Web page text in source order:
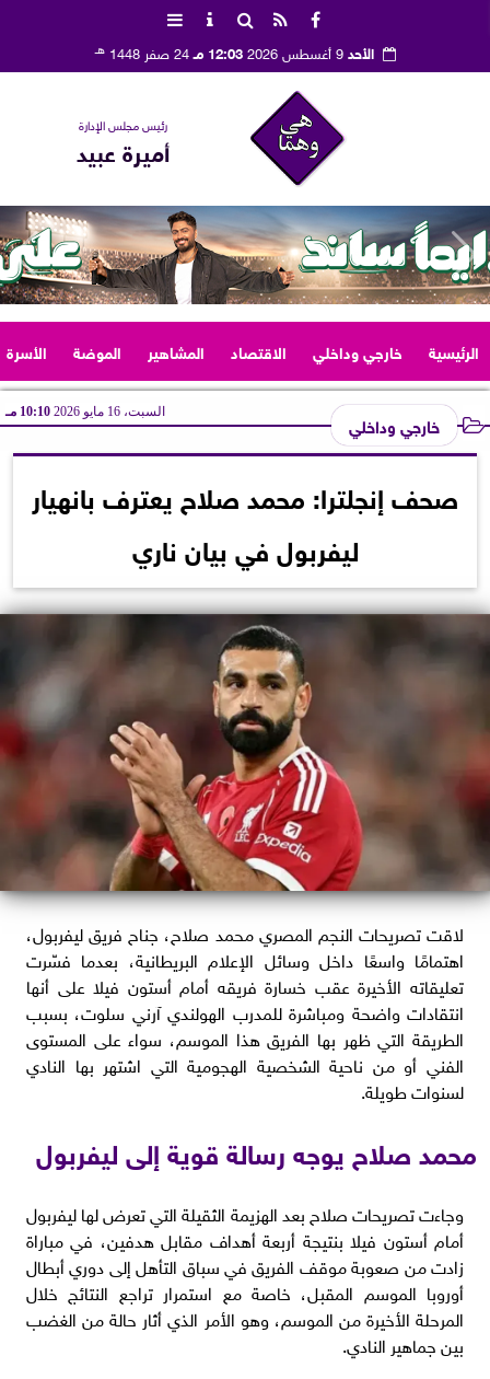
الأحد9 أغسطس 2026 12:03 مـ 24 صفر 1448 هـ
رئيس مجلس الإدارة
أميرة عبيد
الرئيسية خارجي وداخلي الاقتصاد المشاهير الموضة الأسرة
خارجي وداخلي السبت، 16 مايو 2026 10:10 مـ
صحف إنجلترا: محمد صلاح يعترف بانهيار
ليفربول في بيان ناري
لاقت تصريحات النجم المصري محمد صلاح، جناح فريق ليفربول،
اهتمامًا واسعًا داخل وسائل الإعلام البريطانية، بعدما فسّرت
تعليقاته الأخيرة عقب خسارة فريقه أمام أستون فيلا على أنها
انتقادات واضحة ومباشرة للمدرب الهولندي آرني سلوت، بسبب
الطريقة التي ظهر بها الفريق هذا الموسم، سواء على المستوى
الفني أو من ناحية الشخصية الهجومية التي اشتهر بها النادي
لسنوات طويلة.
محمد صلاح يوجه رسالة قوية إلى ليفربول
وجاءت تصريحات صلاح بعد الهزيمة الثقيلة التي تعرض لها ليفربول
أمام أستون فيلا بنتيجة أربعة أهداف مقابل هدفين، في مباراة
زادت من صعوبة موقف الفريق في سباق التأهل إلى دوري أبطال
أوروبا الموسم المقبل، خاصة مع استمرار تراجع النتائج خلال
المرحلة الأخيرة من الموسم، وهو الأمر الذي أثار حالة من الغضب
بين جماهير النادي.